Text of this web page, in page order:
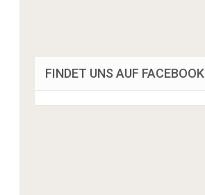
FINDET UNS AUF FACEBOOK